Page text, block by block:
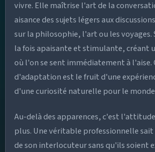
vivre. Elle maîtrise l'art de la
aisance des sujets légers aux
sur la philosophie, l'art ou les voyages.
la fois apaisante et stimulante, créant
où l'on se sent immédiatement à l'aise.
d'adaptation est le fruit d'une
d'une curiosité naturelle pour le
Au-delà des apparences, c'est
plus. Une véritable professionnelle
de son interlocuteur sans qu'ils soient